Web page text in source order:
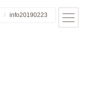
info20190223